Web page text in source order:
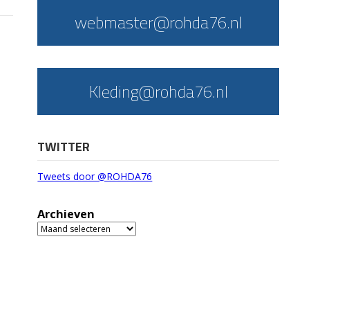
webmaster@rohda76.nl
Kleding@rohda76.nl
TWITTER
Tweets door @ROHDA76
Archieven
Archieven